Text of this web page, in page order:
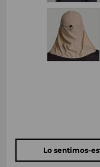
Lo sentimos-